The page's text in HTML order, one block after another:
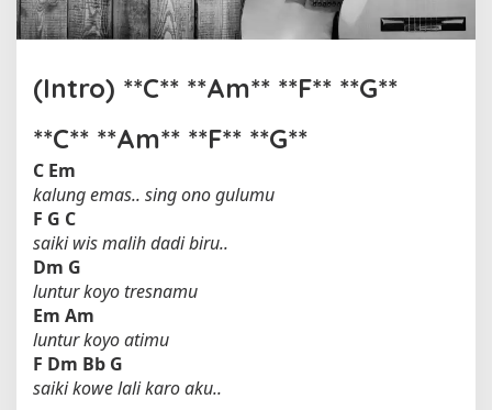
l
e
i
m
o
(Intro) **C** **Am** **F** **G**
**C** **Am** **F** **G**
C Em
kalung emas.. sing ono gulumu
F G C
saiki wis malih dadi biru..
Dm G
luntur koyo tresnamu
Em Am
luntur koyo atimu
F Dm Bb G
saiki kowe lali karo aku..